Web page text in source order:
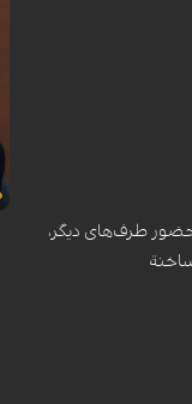
طرف‌های دیگر،